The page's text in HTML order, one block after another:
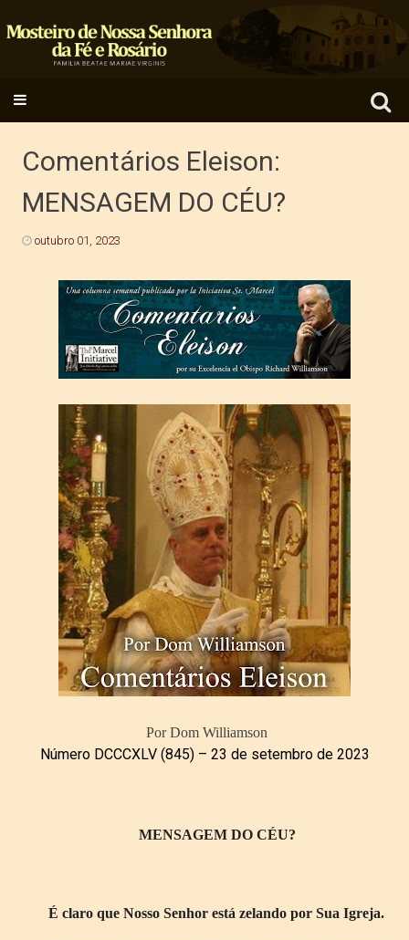
Search
for:
SKIP TO CONTENT
Comentários Eleison:
MENSAGEM DO CÉU?
outubro 01, 2023
Por Dom Williamson
Número DCCCXLV (845) – 23 de setembro de 2023
MENSAGEM DO CÉU?
É claro que Nosso Senhor está zelando por Sua Igreja.